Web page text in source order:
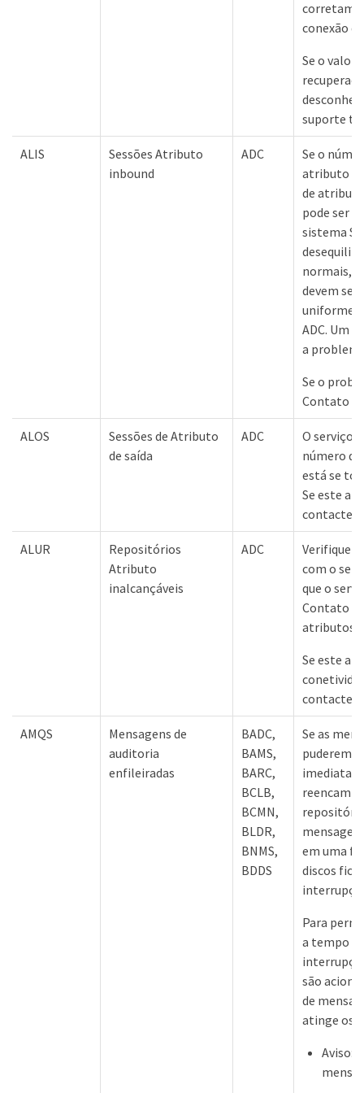
conexão
Se o valor
suporte
ALIS
Sessões Atributo
inbound
ADC
Se o
atributo
de
pode ser
sistema
normais,
devem ser
ADC. Um
a
Se o
Contato
ALOS
Sessões de Atributo
de saída
ADC
O serviço
número
está se
Se este
contacte a
ALUR
Repositórios
Atributo
inalcançáveis
ADC
Verifique a
com o
que o
Contato
atributos.
Se este
contacte
AMQS
Mensagens de
auditoria
enfileiradas
BADC,
BAMS,
BARC,
BCLB,
BCMN,
BLDR,
BNMS,
BDDS
Se as
puderem
em uma
discos
Para
a tempo
são
de
atinge os
Aviso: